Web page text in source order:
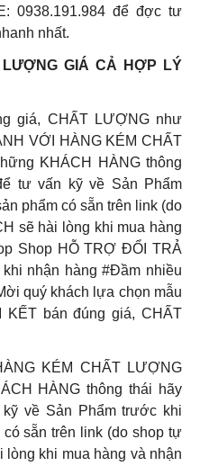
0938.191.984 để đợc tư
nhất.
GIÁ CẢ HỢP LÝ
giá, CHẤT LƯỢNG như
VỚI HÀNG KÉM CHẤT
KHÁCH HÀNG thông
tư vấn kỹ về Sản Phẩm
phẩm có sẵn trên link (do
sẽ hài lòng khi mua hàng
Shop HỖ TRỢ ĐỔI TRẢ
nhận hàng #Đầm nhiều
quý khách lựa chọn mẫu
KẾT bán đúng giá, CHẤT
KÉM CHẤT LƯỢNG
HÀNG thông thái hãy
về Sản Phẩm trước khi
sẵn trên link (do shop tự
khi mua hàng và nhận